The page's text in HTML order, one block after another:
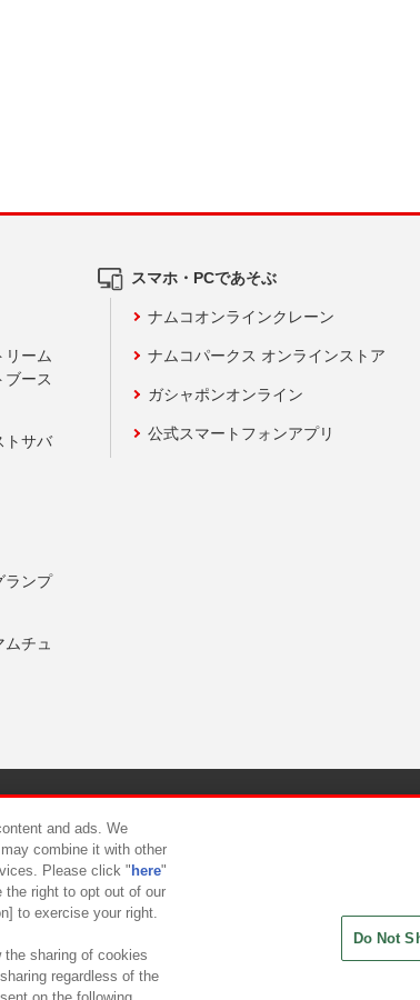
リーム
ブース
トサバ
ランプ
チュ
スマホ・PCであそぶ
ナムコオンラインクレーン
ナムコパークス オンラインストア
ガシャポンオンライン
公式スマートフォンアプリ
ーハラスメント対応方針
and ads. We
combine it with other
Please click " here"
the right to opt out of our
to exercise your right.
sharing of cookies
regardless of the
Do Not